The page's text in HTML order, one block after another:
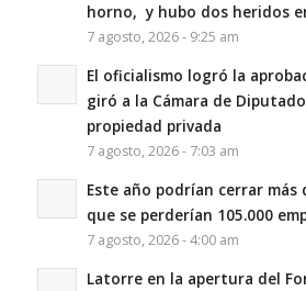
horno, y hubo dos heridos
7 agosto, 2026 - 9:25 am
El oficialismo logró la
giró a la Cámara de
propiedad privada
7 agosto, 2026 - 7:03 am
Este año podrían cerrar más
que se perderían 105.000
7 agosto, 2026 - 4:00 am
Latorre en la apertura del